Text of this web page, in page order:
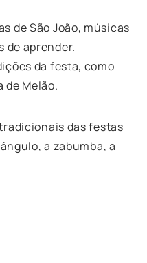
de São João, músicas
de aprender.
da festa, como
de Melão.
das festas
a zabumba, a